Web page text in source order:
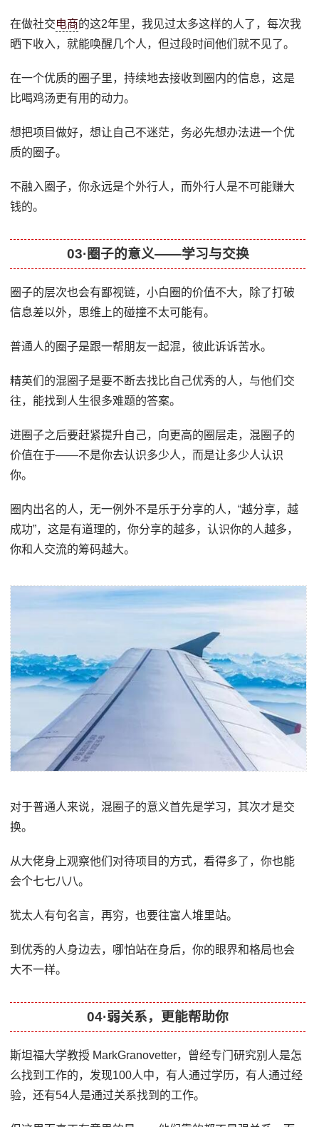
在做社交电商的这2年里，我见过太多这样的人了，每次我
晒下收入，就能唤醒几个人，但过段时间他们就不见了。
在一个优质的圈子里，持续地去接收到圈内的信息，这是
比喝鸡汤更有用的动力。
想把项目做好，想让自己不迷茫，务必先想办法进一个优
质的圈子。
不融入圈子，你永远是个外行人，而外行人是不可能赚大
钱的。
03·圈子的意义——学习与交换
圈子的层次也会有鄙视链，小白圈的价值不大，除了打破
信息差以外，思维上的碰撞不太可能有。
普通人的圈子是跟一帮朋友一起混，彼此诉诉苦水。
精英们的混圈子是要不断去找比自己优秀的人，与他们交
往，能找到人生很多难题的答案。
进圈子之后要赶紧提升自己，向更高的圈层走，混圈子的
价值在于——不是你去认识多少人，而是让多少人认识
你。
圈内出名的人，无一例外不是乐于分享的人，“越分享，越
成功”，这是有道理的，你分享的越多，认识你的人越多，
你和人交流的筹码越大。
对于普通人来说，混圈子的意义首先是学习，其次才是交
换。
从大佬身上观察他们对待项目的方式，看得多了，你也能
会个七七八八。
犹太人有句名言，再穷，也要往富人堆里站。
到优秀的人身边去，哪怕站在身后，你的眼界和格局也会
大不一样。
04·弱关系，更能帮助你
斯坦福大学教授 MarkGranovetter，曾经专门研究别人是怎
么找到工作的，发现100人中，有人通过学历，有人通过经
验，还有54人是通过关系找到的工作。